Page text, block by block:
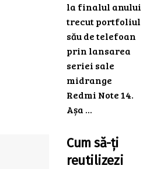
la finalul anului
trecut portfoliul
său de telefoan
prin lansarea
seriei sale
midrange
Redmi Note 14.
Așa ...
Cum să-ți
reutilizezi